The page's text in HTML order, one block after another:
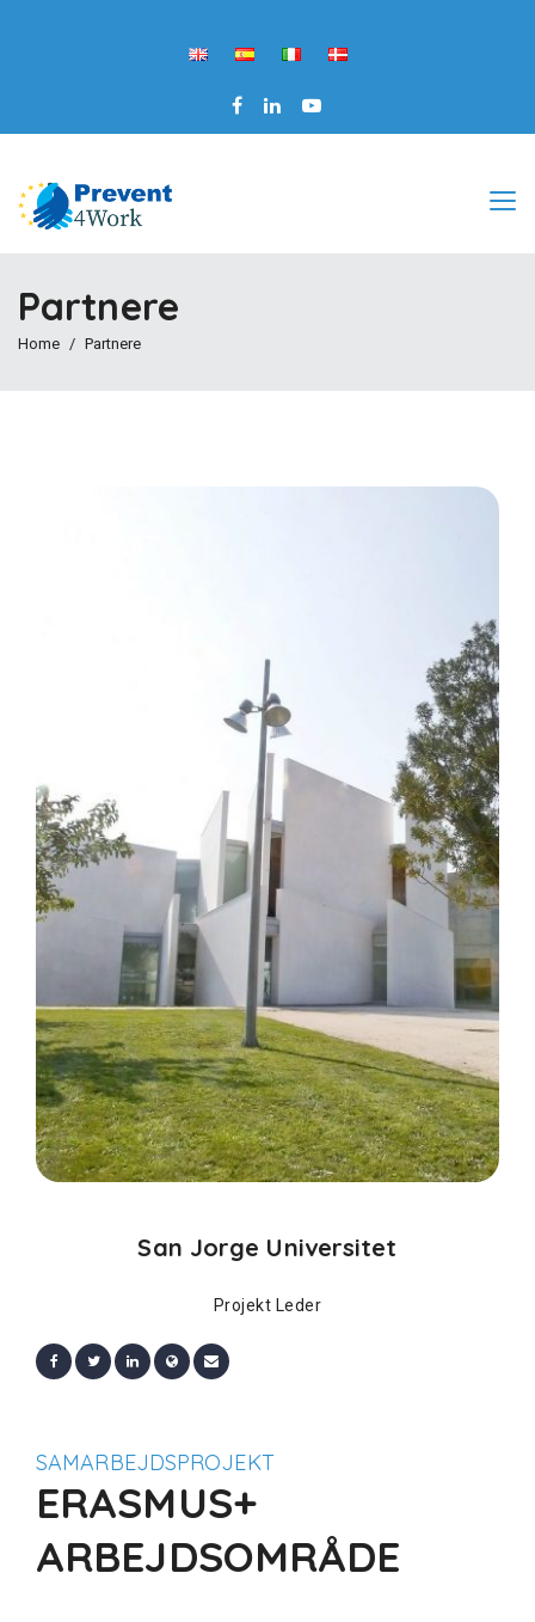
Partnere
Home Partnere
San Jorge Universitet
Projekt Leder
SAMARBEJDSPROJEKT
ERASMUS+
ARBEJDSOMRÅDE